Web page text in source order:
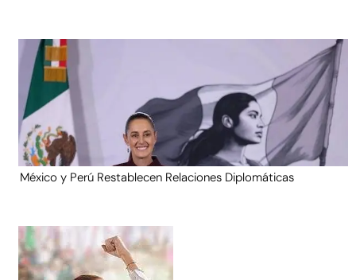
México y Perú Restablecen Relaciones Diplomáticas